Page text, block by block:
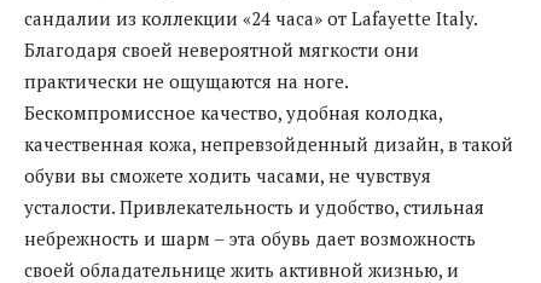
сандалии из коллекции «24 часа» от Lafayette Italy.
Благодаря своей невероятной мягкости они
практически не ощущаются на ноге.
Бескомпромиссное качество, удобная колодка,
качественная кожа, непревзойденный дизайн, в такой
обуви вы сможете ходить часами, не чувствуя
усталости. Привлекательность и удобство, стильная
небрежность и шарм – эта обувь дает возможность
своей обладательнице жить активной жизнью, и